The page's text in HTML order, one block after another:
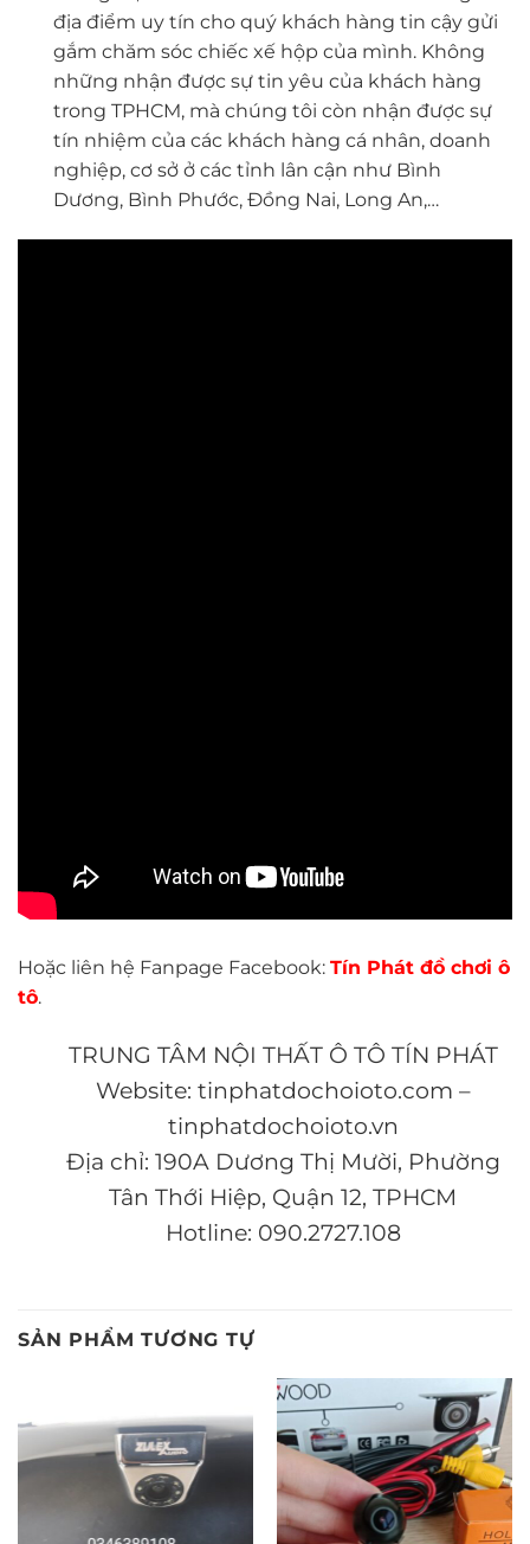
địa điểm uy tín cho quý khách hàng tin cậy gửi
gắm chăm sóc chiếc xế hộp của mình. Không
những nhận được sự tin yêu của khách hàng
trong TPHCM, mà chúng tôi còn nhận được sự
tín nhiệm của các khách hàng cá nhân, doanh
nghiệp, cơ sở ở các tỉnh lân cận như Bình
Dương, Bình Phước, Đồng Nai, Long An,…
Hoặc liên hệ Fanpage Facebook: Tín Phát đồ chơi ô
tô.
TRUNG TÂM NỘI THẤT Ô TÔ TÍN PHÁT
Website: tinphatdochoioto.com –
tinphatdochoioto.vn
Địa chỉ: 190A Dương Thị Mười, Phường
Tân Thới Hiệp, Quận 12, TPHCM
Hotline: 090.2727.108
SẢN PHẨM TƯƠNG TỰ